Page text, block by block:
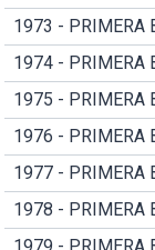
1973 - PRIMERA
1974 - PRIMERA
1975 - PRIMERA
1976 - PRIMERA
1977 - PRIMERA
1978 - PRIMERA